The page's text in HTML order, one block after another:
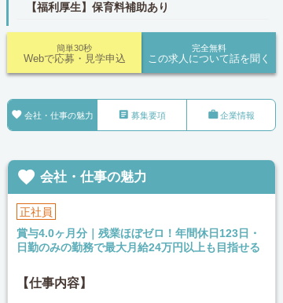
【福利厚生】保育料補助あり
完全無料
この求人について話を聞く
簡単30秒
Webで応募・見学申込
 会社・仕事の魅力  募集要項 企業情報
 会社・仕事の魅力
正社員
賞与4.0ヶ月分｜残業ほぼゼロ！年間休日123日・
日勤のみの勤務で最大月給24万円以上も目指せる
【仕事内容】